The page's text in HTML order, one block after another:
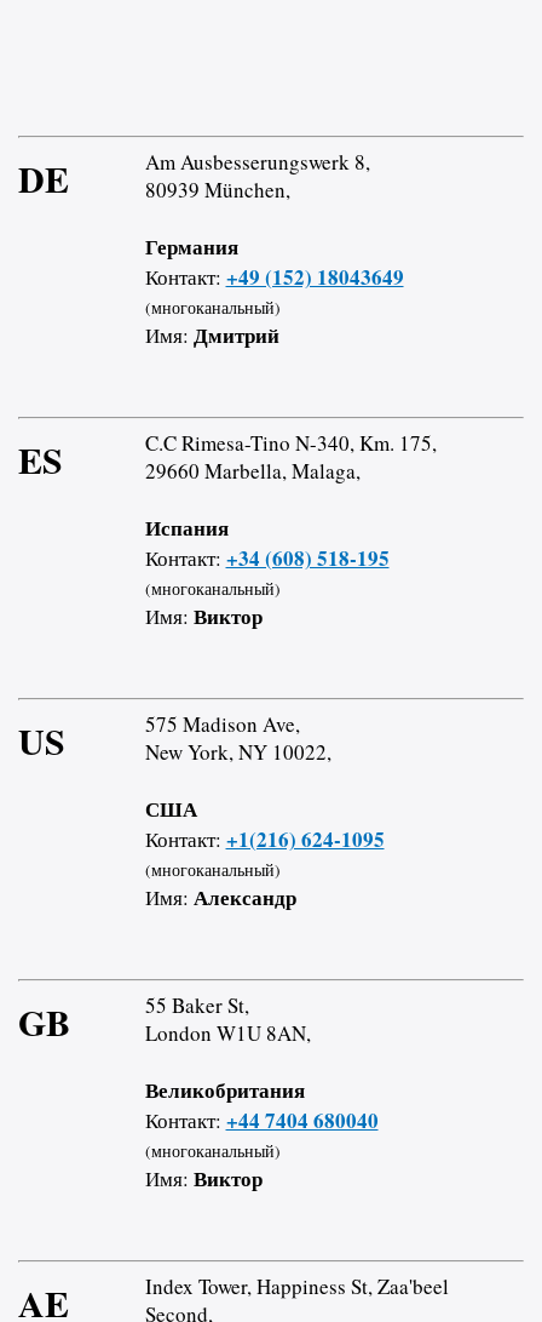
DE
Am Ausbesserungswerk 8,
80939 München,
Германия
Контакт: +49 (152) 18043649
(многоканальный)
Имя: Дмитрий
ES
C.C Rimesa-Tino N-340, Km. 175,
29660 Marbella, Malaga,
Испания
Контакт: +34 (608) 518-195
(многоканальный)
Имя: Виктор
US
575 Madison Ave,
New York, NY 10022,
США
Контакт: +1(216) 624-1095
(многоканальный)
Имя: Александр
GB
55 Baker St,
London W1U 8AN,
Великобритания
Контакт: +44 7404 680040
(многоканальный)
Имя: Виктор
AE
Index Tower, Happiness St, Zaa'beel
Second,